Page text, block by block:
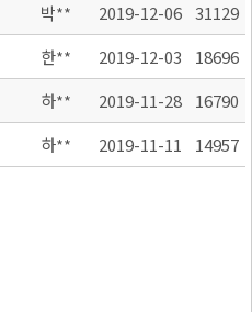
박** 2019-12-06 31129
한** 2019-12-03
18696
하** 2019-11-28
16790
하** 2019-11-11 14957